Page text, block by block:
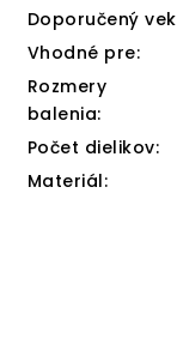
Doporučený vek
Vhodné pre:
Rozmery
balenia:
Počet dielikov:
Materiál: